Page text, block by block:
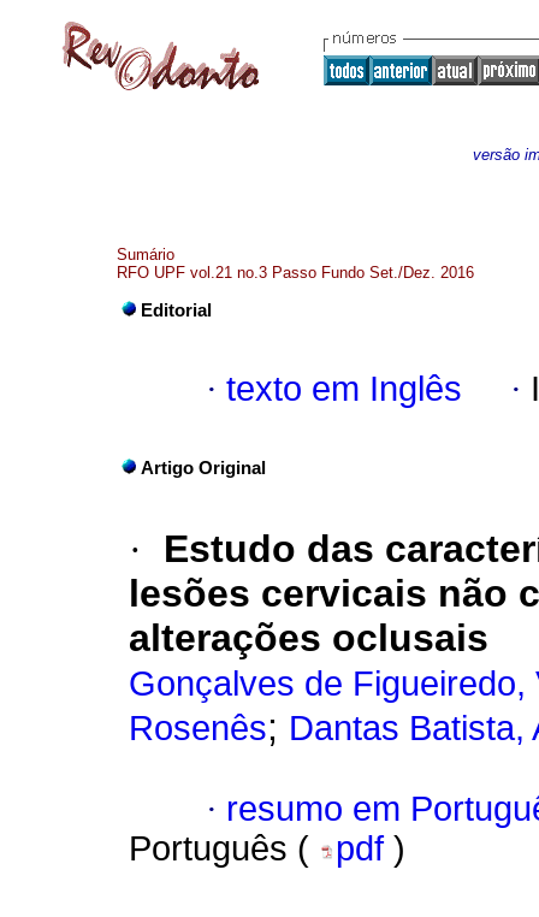
versão
Sumário
RFO UPF vol.21 no.3 Passo Fundo Set./Dez. 2016
Editorial
· texto em Inglês ·
Artigo Original
·
Estudo das
lesões cervicais não
alterações oclusais
Gonçalves de Figueiredo,
Rosenês; Dantas Batista,
· resumo em
Português (
pdf )